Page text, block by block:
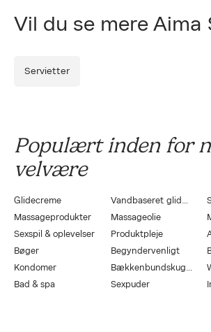
Vil du se mere Aima
Servietter
Populært inden for
velvære
Glidecreme Vandbaseret glidecreme
Massageprodukter
Massageolie
Sexspil & oplevelser
Produktpleje
Bøger
Begyndervenligt
Kondomer
Bækkenbundskugler
Bad & spa
Sexpuder